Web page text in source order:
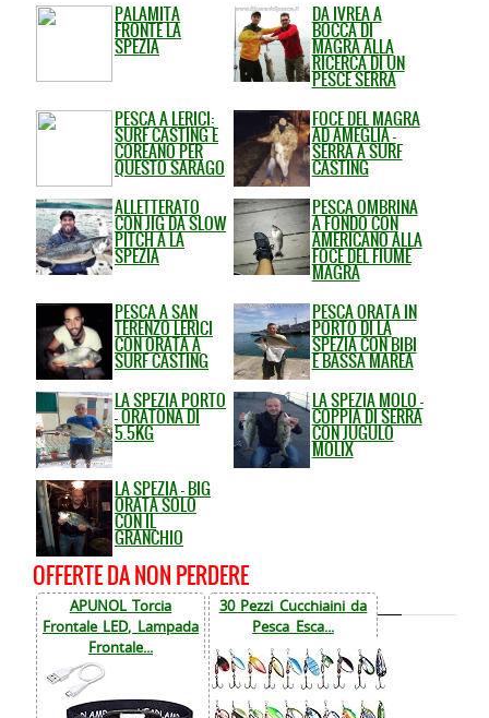
PALAMITA
FRONTE LA
SPEZIA
DA IVREA A
BOCCA DI
MAGRA ALLA
RICERCA DI UN
PESCE SERRA
PESCA A LERICI:
SURF CASTING E
COREANO PER
QUESTO SARAGO
FOCE DEL MAGRA
AD AMEGLIA -
SERRA A SURF
CASTING
ALLETTERATO
CON JIG DA SLOW
PITCH A LA
SPEZIA
PESCA OMBRINA
A FONDO CON
AMERICANO ALLA
FOCE DEL FIUME
MAGRA
PESCA A SAN
TERENZO LERICI
CON ORATA A
SURF CASTING
PESCA ORATA IN
PORTO DI LA
SPEZIA CON BIBI
E BASSA MAREA
LA SPEZIA PORTO
- ORATONA DI
5.5KG
LA SPEZIA MOLO -
COPPIA DI SERRA
CON JUGULO
MOLIX
LA SPEZIA - BIG
ORATA SOLO
CON IL
GRANCHIO
OFFERTE DA NON PERDERE
APUNOL Torcia
Frontale LED, Lampada
Frontale...
30 Pezzi Cucchiaini da
Pesca Esca...